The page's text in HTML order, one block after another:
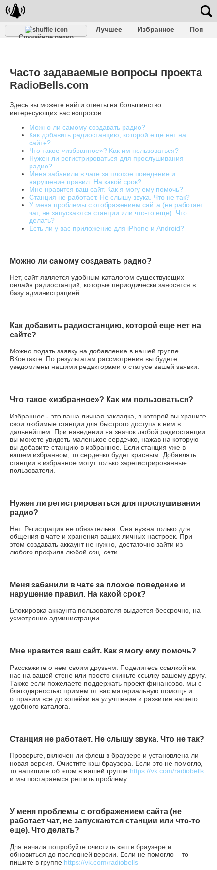
Случайное радио
Лучшее Избранное
Поп
Часто задаваемые вопросы проекта
RadioBells.com
Здесь вы можете найти ответы на большинство
интересующих вас вопросов.
Можно ли самому создавать радио?
Как добавить радиостанцию, которой еще нет на
сайте?
Что такое «избранное»? Как им пользоваться?
Нужен ли регистрироваться для прослушивания
радио?
Меня забанили в чате за плохое поведение и
нарушение правил. На какой срок?
Мне нравится ваш сайт. Как я могу ему помочь?
Станция не работает. Не слышу звука. Что не так?
У меня проблемы с отображением сайта (не работает
чат, не запускаются станции или что-то еще). Что
делать?
Есть ли у вас приложение для iPhone и Android?
Можно ли самому создавать радио?
Нет, сайт является удобным каталогом существующих
онлайн радиостанций, которые периодически заносятся в
базу администрацией.
Как добавить радиостанцию, которой еще нет на
сайте?
Можно подать заявку на добавление в нашей группе
ВКонтакте. По результатам рассмотрения вы будете
уведомлены нашими редакторами о статусе вашей заявки.
Что такое «избранное»? Как им пользоваться?
Избранное - это ваша личная закладка, в которой вы храните
свои любимые станции для быстрого доступа к ним в
дальнейшем. При наведении на значок любой радиостанции
вы можете увидеть маленькое сердечко, нажав на которую
вы добавите станцию в избранное. Если станция уже в
вашем избранном, то сердечко будет красным. Добавлять
станции в избранное могут только зарегистрированные
пользователи.
Нужен ли регистрироваться для прослушивания
радио?
Нет. Регистрация не обязательна. Она нужна только для
общения в чате и хранения ваших личных настроек. При
этом создавать аккаунт не нужно, достаточно зайти из
любого профиля любой соц. сети.
Меня забанили в чате за плохое поведение и
нарушение правил. На какой срок?
Блокировка аккаунта пользователя выдается бессрочно, на
усмотрение администрации.
Мне нравится ваш сайт. Как я могу ему помочь?
Расскажите о нем своим друзьям. Поделитесь ссылкой на
нас на вашей стене или просто скиньте ссылку вашему другу.
Также если пожелаете поддержать проект финансово, мы с
благодарностью примем от вас материальную помощь и
отправим все до копейки на улучшение и развитие нашего
удобного каталога.
Станция не работает. Не слышу звука. Что не так?
Проверьте, включен ли флеш в браузере и установлена ли
новая версия. Очистите кэш браузера. Если это не помогло,
то напишите об этом в нашей группе https://vk.com/radiobells
и мы постараемся решить проблему.
У меня проблемы с отображением сайта (не
работает чат, не запускаются станции или что-то
еще). Что делать?
Для начала попробуйте очистить кэш в браузере и
обновиться до последней версии. Если не помогло – то
пишите в группе https://vk.com/radiobells